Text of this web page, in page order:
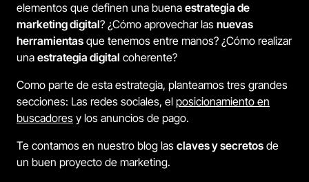
elementos que definen una buena estrategia de
marketing digital? ¿Cómo aprovechar las nuevas
herramientas que tenemos entre manos? ¿Cómo realizar
una estrategia digital coherente?
Como parte de esta estrategia, planteamos tres grandes
secciones: Las redes sociales, el posicionamiento en
buscadores y los anuncios de pago.
Te contamos en nuestro blog las claves y secretos de
un buen proyecto de marketing.